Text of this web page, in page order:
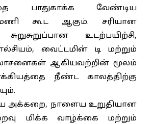
பாதுகாக்க வேண்டிய
கூட ஆகும். சரியான
உடற்பயிற்சி,
வைட்டமின் டி மற்றும்
ஆகியவற்றின் மூலம்
நீண்ட காலத்திற்கு
அக்கறை, நாளைய உறுதியான
மிக்க வாழ்க்கை மற்றும்